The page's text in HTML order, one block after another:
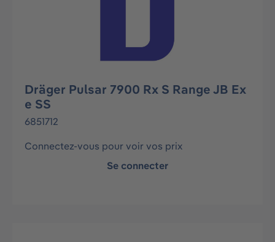
Dräger Pulsar 7900 Rx S Range JB Ex
e SS
6851712
Connectez-vous pour voir vos prix
Se connecter